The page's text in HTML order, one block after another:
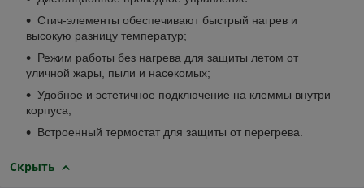
Стич-элементы обеспечивают быстрый нагрев и
высокую разницу температур;
Режим работы без нагрева для защиты летом от
уличной жары, пыли и насекомых;
Удобное и эстетичное подключение на клеммы внутри
корпуса;
Встроенный термостат для защиты от перегрева.
Скрыть